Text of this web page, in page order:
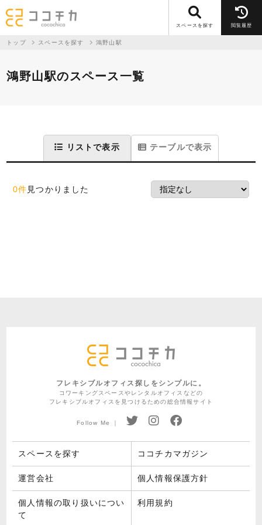
スペースを探す 閲覧履歴
トップ スペースを探す 鴻野山駅
鴻野山駅のスペース一覧
リストで表示 テーブルで表示
0件 見つかりました
フレキシブルオフィス探しをシンプルに。
コワーキングスペースやレンタルオフィスなどの
フレキシブルオフィスを見つけるための総合情報サイト
Follow Me ｜
スペースを探す ココチカマガジン
運営会社 個人情報保護方針
個人情報の取り扱いについ
て
利用規約